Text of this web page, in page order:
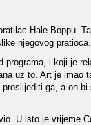
Hale-Boppu.
njegovog pratioca.
i koji je
uz to. Art je imao
ga, a on
U isto je vrijeme